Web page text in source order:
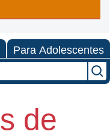
Para Adolescentes
de